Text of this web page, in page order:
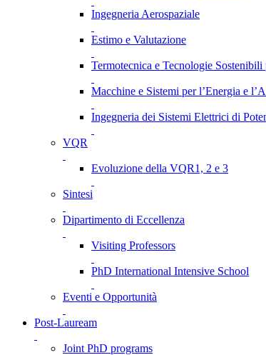
Ingegneria Aerospaziale
Estimo e Valutazione
Termotecnica e Tecnologie Sostenibili
Macchine e Sistemi per l’Energia e
Ingegneria dei Sistemi Elettrici di
VQR
Evoluzione della VQR1, 2 e 3
Sintesi
Dipartimento di Eccellenza
Visiting Professors
PhD International Intensive School
Eventi e Opportunità
Post-Lauream
Joint PhD programs